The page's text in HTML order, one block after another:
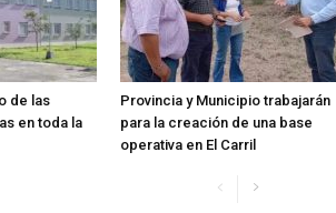
de las
en toda la
Provincia y Municipio trabajarán
para la creación de una base
operativa en El Carril